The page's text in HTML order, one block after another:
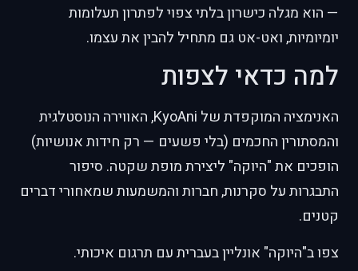
— הוא מגלה כישרון בלתי צפוי לפתרון תעלומות
יומיומיות, ואט-אט גם מתחיל להבין את עצמו.
למה כדאי לצפות
האנימציה המוקפדת של KyoAni, האווירה הנוסטלגית
והמסתורין החכמים (בלי פשעים — רק חידות אנושיות)
הופכים את "היוקה" ליצירת מופת שקטה. סיפור
התבגרות על סקרנות, חברות והמשמעות שמאחורי דברים
קטנים.
צפו ב"היוקה" אונליין בעברית עם תרגום איכותי.